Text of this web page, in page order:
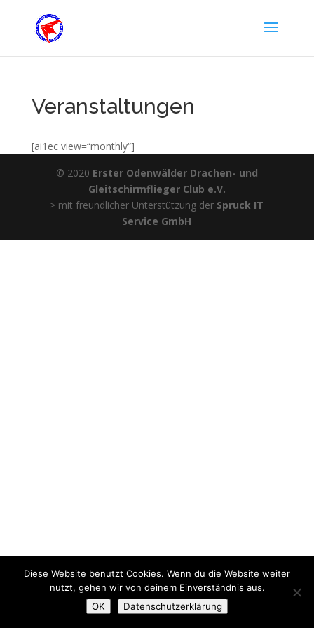
Veranstaltungen
[ai1ec view=“monthly“]
© 2020 Erster Odenwälder Drachen- und
Gleitschirmflieger Club e.V.
> mit freundlicher Unterstützung der Spruck IT
Service GmbH
Diese Website benutzt Cookies. Wenn du die Website weiter
nutzt, gehen wir von deinem Einverständnis aus.
OK
Datenschutzerklärung